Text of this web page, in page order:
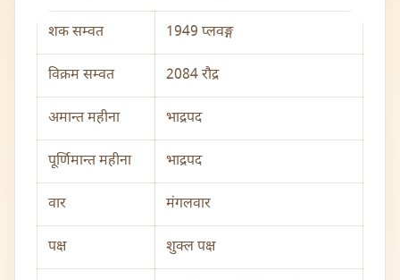
शक सम्वत 1949 प्लवङ्ग
विक्रम सम्वत 2084 रौद्र
अमान्त महीना भाद्रपद
पूर्णिमान्त महीना भाद्रपद
वार मंगलवार
पक्ष शुक्ल पक्ष